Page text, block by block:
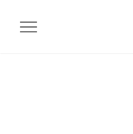
NAVIGATION